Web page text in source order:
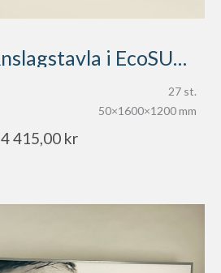
Storyboard Anslagstavla i EcoSUND®
27 st.
50×1600×1200 mm
4 415,00 kr